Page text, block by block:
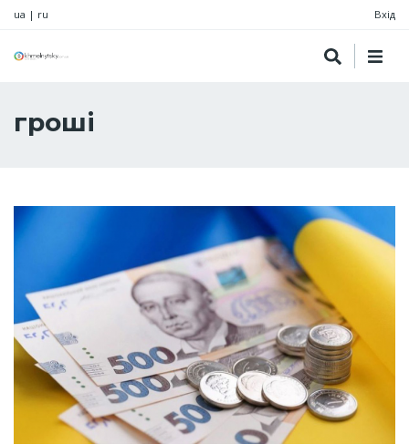
ua | ru Вхід
гроші